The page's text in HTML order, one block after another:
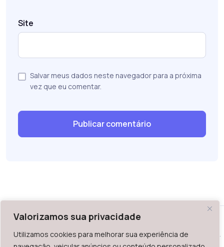
Valorizamos sua privacidade
Utilizamos cookies para melhorar sua experiência de
Site
Salvar meus dados neste navegador para a próxima
vez que eu comentar.
WAZ - Av. do Contorno 2939, lojas 1 a 7, Belo Horizonte, MG -